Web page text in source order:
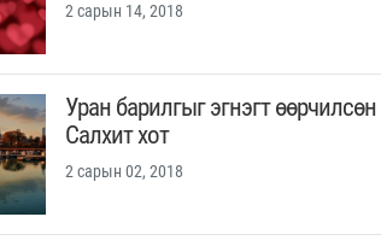
2 сарын 14, 2018
Уран барилгыг эгнэгт өөрчилсөн
Салхит хот
2 сарын 02, 2018